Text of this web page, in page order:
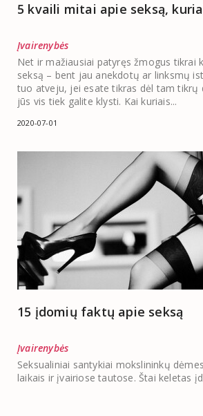
5 kvaili mitai apie seksą,
Įvairenybės
Net ir mažiausiai patyręs žmogus tikrai
seksą – bent jau anekdotų ar linksmų
tuo atveju, jei esate tikras dėl tam tikrų
jūs vis tiek galite klysti. Kai kuriais...
2020-07-01
15 įdomių faktų apie seksą
Įvairenybės
Seksualiniai santykiai mokslininkų
laikais ir įvairiose tautose. Štai keletas